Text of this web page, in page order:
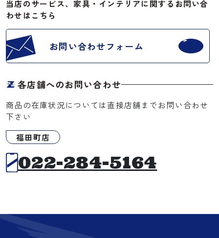
当店のサービス、家具・インテリアに関するお問い合
わせはこちら
お問い合わせフォーム
各店舗へのお問い合わせ
商品の在庫状況については直接店舗までお問い合わせ
下さい
福田町店
022-284-5164